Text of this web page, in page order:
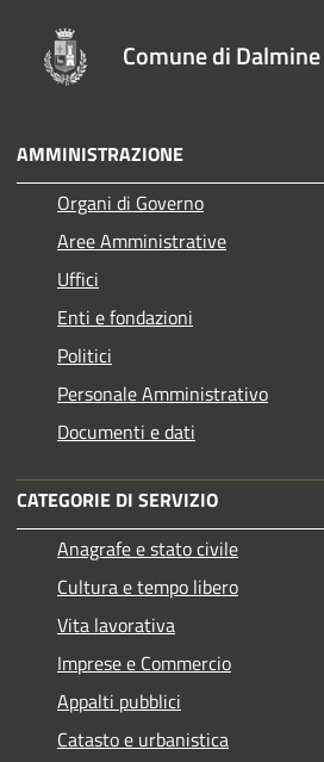
Comune di Dalmine
AMMINISTRAZIONE
Organi di Governo
Aree Amministrative
Uffici
Enti e fondazioni
Politici
Personale Amministrativo
Documenti e dati
CATEGORIE DI SERVIZIO
Anagrafe e stato civile
Cultura e tempo libero
Vita lavorativa
Imprese e Commercio
Appalti pubblici
Catasto e urbanistica